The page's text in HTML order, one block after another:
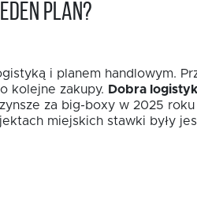
plan?
i planem handlowym.
kolejne zakupy. Dobra
za big-boxy w 2025
miejskich stawki były